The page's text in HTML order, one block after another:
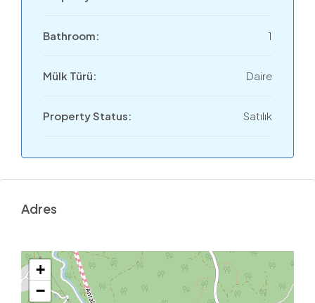
Bathroom: 1
Mülk Türü: Daire
Property Status: Satılık
Adres
+
−